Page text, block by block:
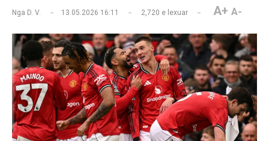
Nga D. V. 13.05.2026 16:11 2,720 e lexuar A+ A-